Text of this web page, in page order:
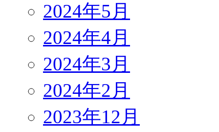
2024年5月
2024年4月
2024年3月
2024年2月
2023年12月